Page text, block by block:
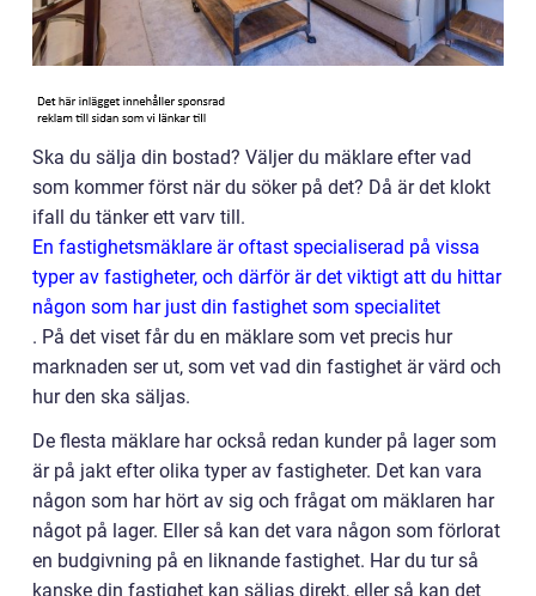
Ska du sälja din bostad? Väljer du mäklare efter vad
som kommer först när du söker på det? Då är det klokt
ifall du tänker ett varv till.
En fastighetsmäklare är oftast specialiserad på vissa
typer av fastigheter, och därför är det viktigt att du hittar
någon som har just din fastighet som specialitet
. På det viset får du en mäklare som vet precis hur
marknaden ser ut, som vet vad din fastighet är värd och
hur den ska säljas.
De flesta mäklare har också redan kunder på lager som
är på jakt efter olika typer av fastigheter. Det kan vara
någon som har hört av sig och frågat om mäklaren har
något på lager. Eller så kan det vara någon som förlorat
en budgivning på en liknande fastighet. Har du tur så
kanske din fastighet kan säljas direkt, eller så kan det